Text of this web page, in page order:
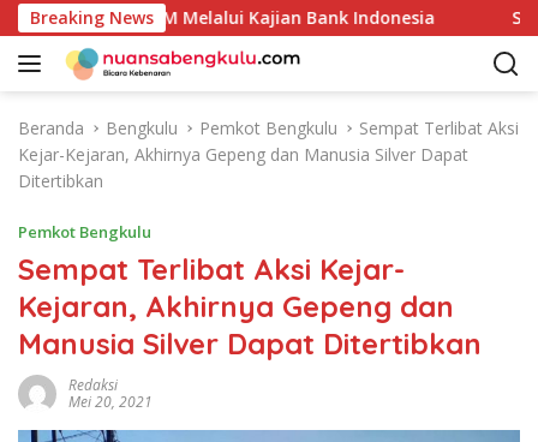
a
Breaking News
UMKM Melalui Kajian Bank Indonesia Sekda
Beranda Bengkulu Pemkot Bengkulu
Sempat Terlibat Aksi
Kejar-Kejaran, Akhirnya Gepeng dan Manusia Silver Dapat
Ditertibkan
Pemkot Bengkulu
Sempat Terlibat Aksi Kejar-
Kejaran, Akhirnya Gepeng dan
Manusia Silver Dapat Ditertibkan
Redaksi
Mei 20, 2021